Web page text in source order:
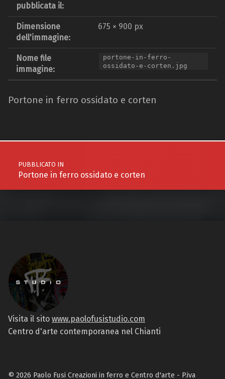
pubblicata il:
Dimensione
dell'immagine:
675 × 900 px
Nome file
immagine:
portone-in-ferro-
ossidato-e-corten.jpg
Portone in ferro ossidato e corten
Navigazione articoli
PUBBLICATO IN
Portone in ferro ossidato e corten
Visita il sito www.paolofusistudio.com
Centro d'arte contemporanea nel Chianti
© 2026 Paolo Fusi Creazioni in ferro e Centro d'arte - P.iva